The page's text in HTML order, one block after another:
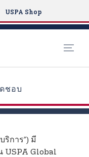
USPA Shop
ชอบ
ริการ”) มี
USPA Global